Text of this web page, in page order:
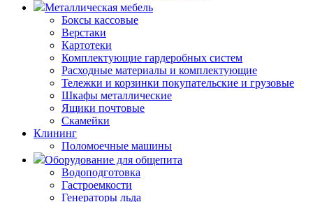
Металлическая мебель
Боксы кассовые
Верстаки
Картотеки
Комплектующие гардеробных систем
Расходные материалы и комплектующие
Тележки и корзинки покупательские и грузовые
Шкафы металлические
Ящики почтовые
Скамейки
Клининг
Поломоечные машины
Оборудование для общепита
Водоподготовка
Гастроемкости
Генераторы льда